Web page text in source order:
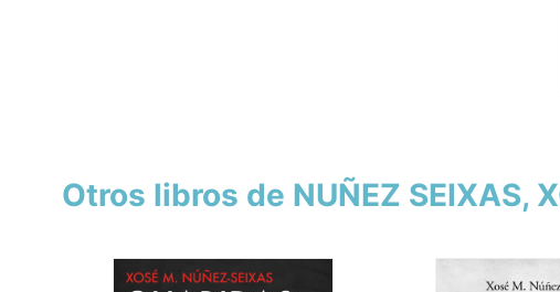
Otros libros de NUÑEZ SEIXAS,